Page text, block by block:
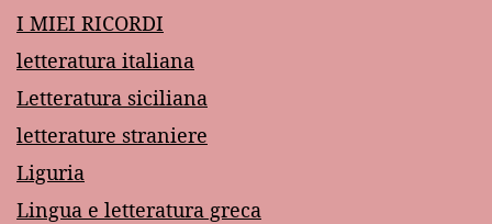
I MIEI RICORDI
letteratura italiana
Letteratura siciliana
letterature straniere
Liguria
Lingua e letteratura greca